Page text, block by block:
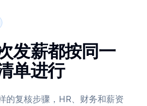
发薪都按同一
单进行
的复核步骤，HR、财务和薪资